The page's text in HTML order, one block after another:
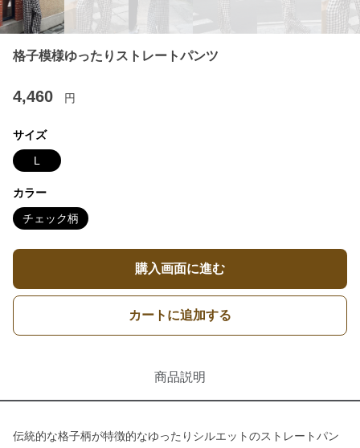
格子模様ゆったりストレートパンツ
4,460 円
サイズ
L
カラー
チェック柄
購入画面に進む
カートに追加する
商品説明
伝統的な格子柄が特徴的なゆったりシルエットのストレートパン